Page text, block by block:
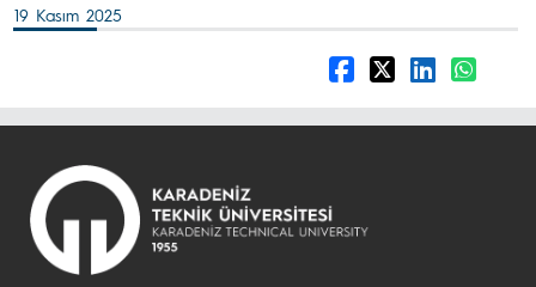
19 Kasım 2025